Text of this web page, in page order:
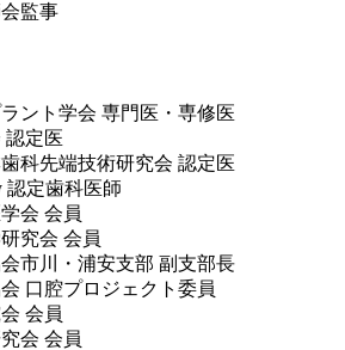
監事
ント学会 専⾨医・専修医
認定医
科先端技術研究会 認定医
認定⻭科医師
会 会員
究会 会員
市川・浦安⽀部 副⽀部⻑
⼝腔プロジェクト委員
会員
会 会員